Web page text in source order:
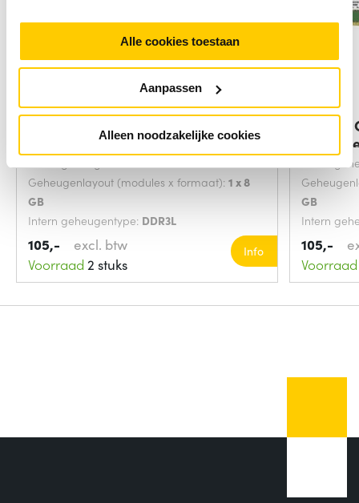
Alle cookies toestaan
Aanpassen
Alleen noodzakelijke cookies
GB 1 x 8 GB
Geheugenlayout (modules x formaat): 1 x 8
GB
Intern geheugentype: DDR3L
Component voor:Pc/server
105,-
excl. btw
Voorraad 2 stuks
Info
Crucial
Intern
GB
Intern
105,-
Voorraad